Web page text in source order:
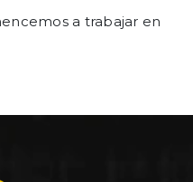
a trabajar en